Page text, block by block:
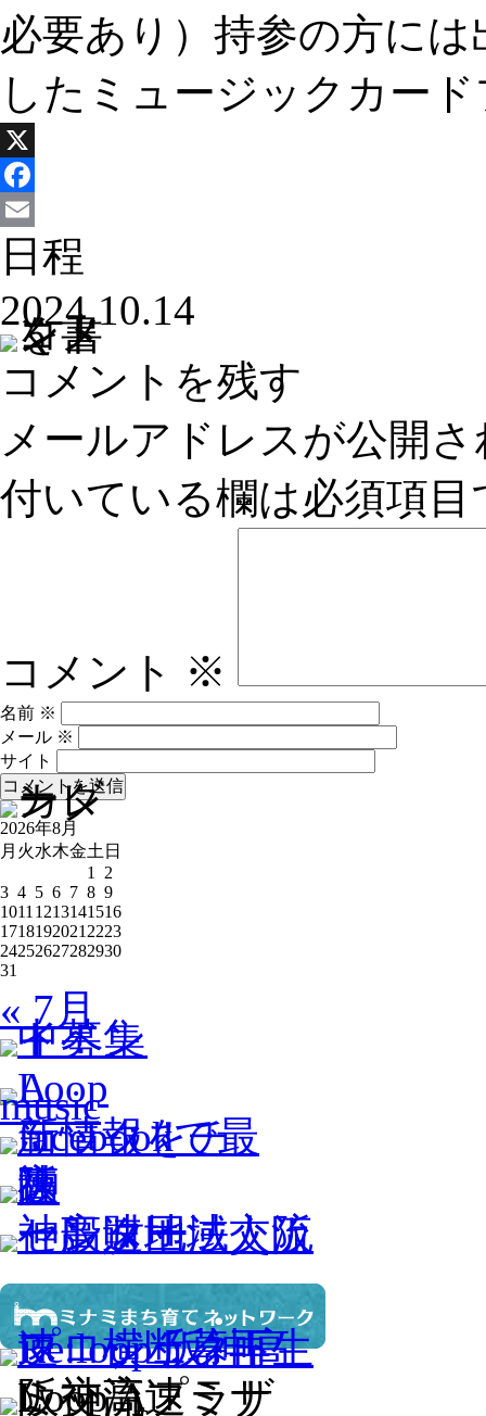
必要あり）持参の方に
したミュージックカー
X
Facebook
Email
日程
2024.10.14
コメントを残す
メールアドレスが公開
付いている欄は必須項目
コメント ※
名前 ※
メール ※
サイト
2026年8月
月 火水木金土 日
1
2
3 4 5 6 7 8 9
1011 1213141516
1718192021 2223
24252627282930
31
« 7月